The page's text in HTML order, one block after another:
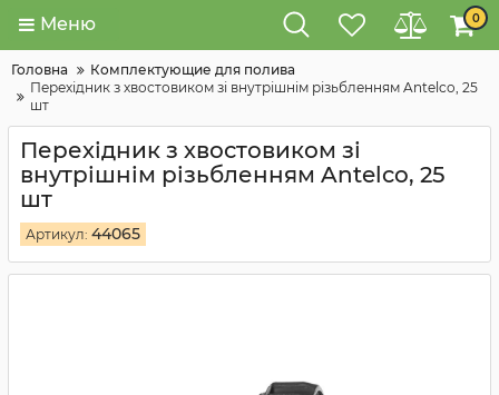
Меню 0
Головна
Комплектующие для полива
Перехідник з хвостовиком зі внутрішнім різьбленням Antelco, 25
шт
Перехідник з хвостовиком зі
внутрішнім різьбленням Antelco, 25
шт
Артикул: 44065